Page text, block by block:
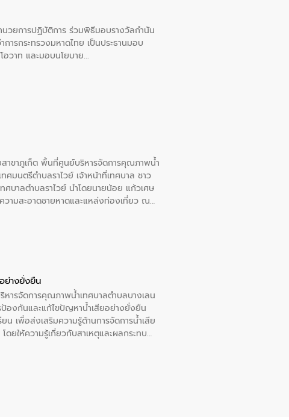
ยการปฏิบัติการ ร่วมพิธีมอบรางวัลกำนัน
รกระทรวงมหาดไทย เป็นประธานมอบ
วาท และมอบนโยบาย
าขาภูเก็ต พื้นที่ศูนย์บริหารจัดการคุณภาพน้ำ
ศมนตรีตำบลราไวย์ เจ้าหน้าที่เทศบาล ชาว
ศบาลตำบลราไวย์ นำโดยนายน้อย แก้วเศษ
วามสะอาดชายหาดและแหล่งท่องเที่ยว ณ
ย่างยั่งยืน
ารจัดการคุณภาพน้ำเทศบาลตำบลบางเลน
ป้องกันและแก้ไขปัญหาน้ำเสียอย่างยั่งยืน
เพื่อส่งเสริมความรู้ด้านการจัดการน้ำเสีย
ยให้ความรู้เกี่ยวกับสาเหตุและผลกระทบ
เทศบาลตำบลบางเลน จังหวัดนครปฐม